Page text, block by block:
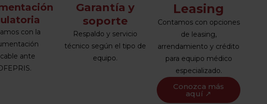
con la
ante
Garantía y
soporte
Respaldo y servicio
técnico según el tipo de
equipo.
Leasing
Contamos con opciones
de leasing,
arrendamiento y crédito
para equipo médico
especializado.
Conozca más
aquí ↗